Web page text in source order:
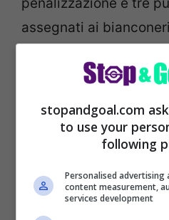
assegnati ai
stopandgoal.com
to use your
following
Personalised
content measurement,
services development